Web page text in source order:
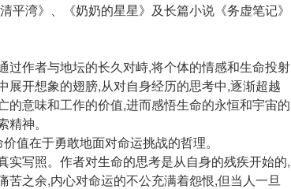
湾》、《奶奶的星星》及长篇小说《务虚笔记》
作者与地坛的长久对峙,将个体的情感和生命投射
开想象的翅膀,从对自身经历的思考中,逐渐超越
意味和工作的价值,进而感悟生命的永恒和宇宙的
神。
在于勇敢地面对命运挑战的哲理。
写照。作者对生命的思考是从自身的残疾开始的,
苦之余,内心对命运的不公充满着怨恨,但当人一旦